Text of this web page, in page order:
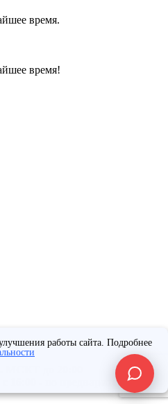
время.
время!
с 16:00 - по предварительной
работы сайта. Подробнее